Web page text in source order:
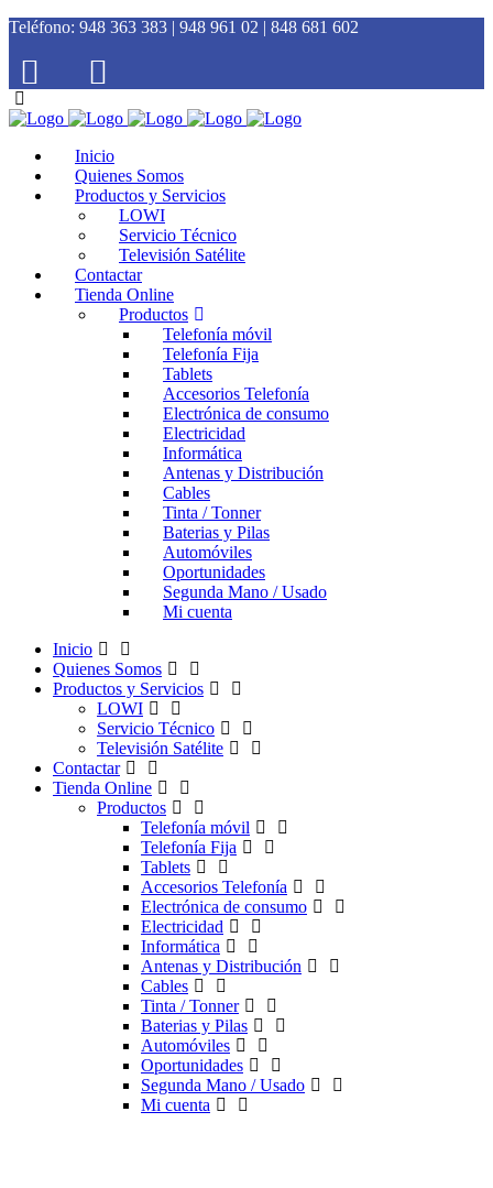
Teléfono: 948 363 383 | 948 961 02 | 848 681 602
Inicio
Quienes Somos
Productos y Servicios
LOWI
Servicio Técnico
Televisión Satélite
Contactar
Tienda Online
Productos
Telefonía móvil
Telefonía Fija
Tablets
Accesorios Telefonía
Electrónica de consumo
Electricidad
Informática
Antenas y Distribución
Cables
Tinta / Tonner
Baterias y Pilas
Automóviles
Oportunidades
Segunda Mano / Usado
Mi cuenta
Inicio
Quienes Somos
Productos y Servicios
LOWI
Servicio Técnico
Televisión Satélite
Contactar
Tienda Online
Productos
Telefonía móvil
Telefonía Fija
Tablets
Accesorios Telefonía
Electrónica de consumo
Electricidad
Informática
Antenas y Distribución
Cables
Tinta / Tonner
Baterias y Pilas
Automóviles
Oportunidades
Segunda Mano / Usado
Mi cuenta